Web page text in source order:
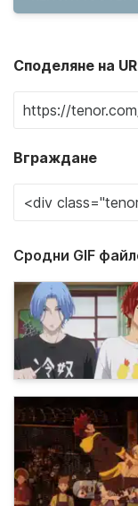
Споделяне на
Вграждане
Сродни GIF